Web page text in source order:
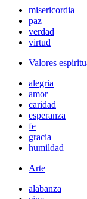
misericordia
paz
verdad
virtud
Valores
alegria
amor
caridad
esperanza
fe
gracia
humildad
Arte
alabanza